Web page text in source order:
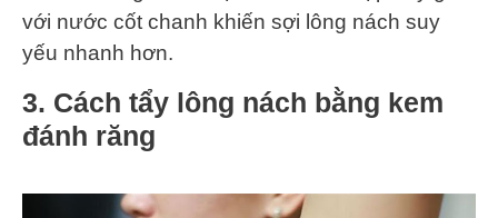
với nước cốt chanh khiến sợi lông nách suy
yếu nhanh hơn.
3. Cách tẩy lông nách bằng kem
đánh răng